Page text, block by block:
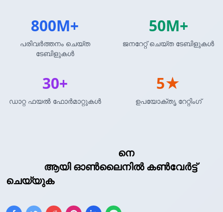
നെ
ആയി ഓൺലൈനിൽ കൺവേർട്ട്
ചെയ്യുക
800M+
പരിവർത്തനം ചെയ്ത
ടേബിളുകൾ
50M+
ജനറേറ്റ് ചെയ്ത ടേബിളുകൾ
30+
ഡാറ്റ ഫയൽ ഫോർമാറ്റുകൾ
5★
ഉപയോക്തൃ റേറ്റിംഗ്